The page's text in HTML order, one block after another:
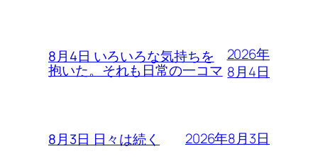
8月4日 いろいろな気持ちを
抱いた。それも日常の一コマ
2026年
8月4日
8月3日 日々は続く 2026年8月3日